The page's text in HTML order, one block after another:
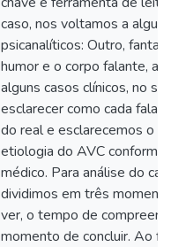
caso, nos voltamos a
psicanalíticos: Outro,
humor e o corpo falante,
alguns casos clínicos, no
esclarecer como cada
do real e esclarecemos o
etiologia do AVC conforme
médico. Para análise do
dividimos em três
ver, o tempo de
momento de concluir. Ao